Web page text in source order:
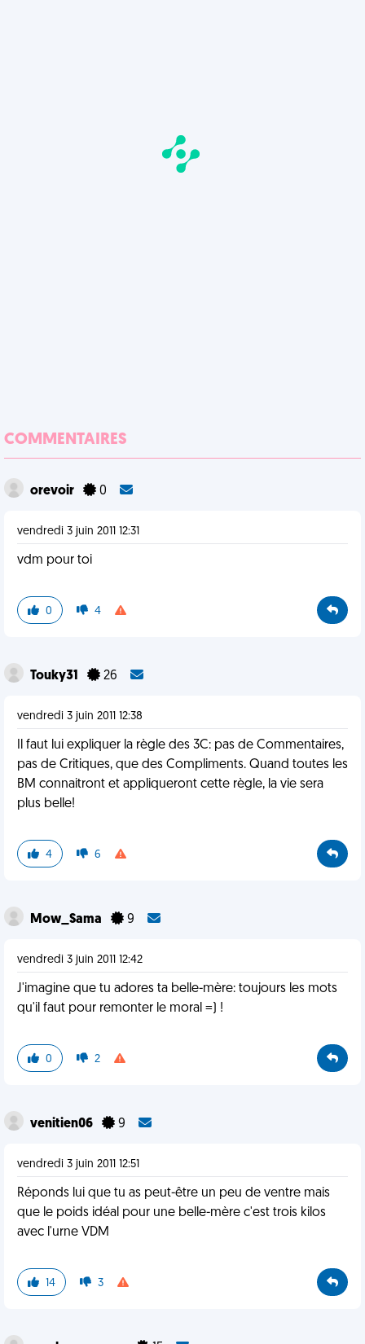
COMMENTAIRES
orevoir 0
vendredi 3 juin 2011 12:31
vdm pour toi
0 4
Touky31 26
vendredi 3 juin 2011 12:38
Il faut lui expliquer la règle des 3C: pas de Commentaires,
pas de Critiques, que des Compliments. Quand toutes les
BM connaitront et appliqueront cette règle, la vie sera
plus belle!
4 6
Mow_Sama 9
vendredi 3 juin 2011 12:42
J'imagine que tu adores ta belle-mère: toujours les mots
qu'il faut pour remonter le moral =) !
0 2
venitien06 9
vendredi 3 juin 2011 12:51
Réponds lui que tu as peut-être un peu de ventre mais
que le poids idéal pour une belle-mère c'est trois kilos
avec l'urne VDM
14 3